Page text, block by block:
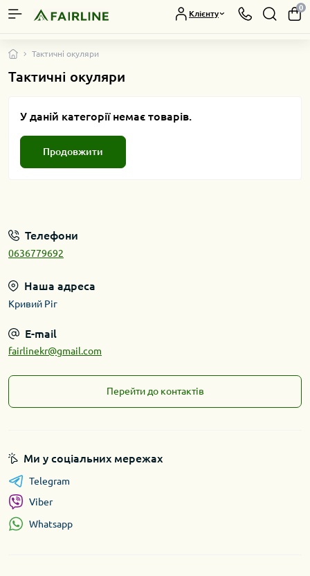
Клієнту
0
Тактичні окуляри
Тактичні окуляри
У даній категорії немає товарів.
Продовжити
Телефони
0636779692
Наша адреса
Кривий Ріг
E-mail
fairlinekr@gmail.com
Перейти до контактів
Ми у соціальних мережах
Telegram
Viber
Whatsapp